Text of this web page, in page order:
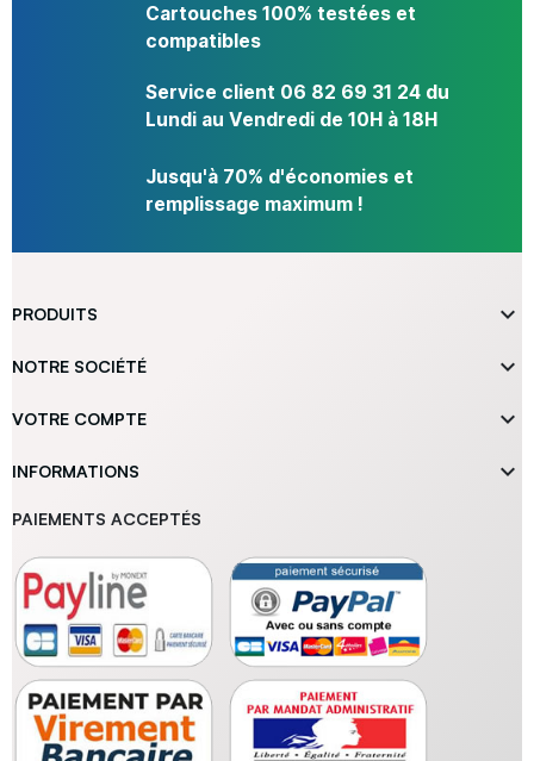
Cartouches 100% testées et
compatibles
Service client 06 82 69 31 24 du
Lundi au Vendredi de 10H à 18H
Jusqu'à 70% d'économies et
remplissage maximum !
PRODUITS 
NOTRE SOCIÉTÉ 
VOTRE COMPTE 
INFORMATIONS 
PAIEMENTS ACCEPTÉS